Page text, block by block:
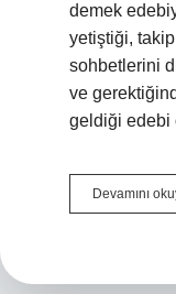
demek
yetiştiği,
sohbetlerini
ve
geldiği
Devamını